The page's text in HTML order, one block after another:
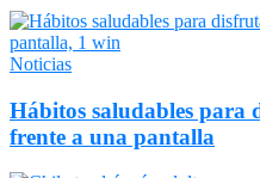
Noticias
Hábitos saludables para
frente a una pantalla